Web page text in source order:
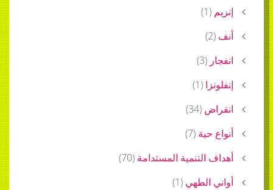
إنزيم (
1
)
أنف (
2
)
انفجار (
3
)
إنفلونزا (
1
)
انقراض (
34
)
أنواع حية (
7
)
أهداف التنمية المستدامة (
70
)
أواني الطهي (
1
)